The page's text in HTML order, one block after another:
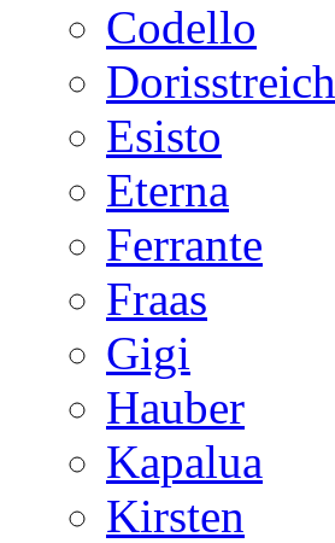
Codello
Dorisstreich
Esisto
Eterna
Ferrante
Fraas
Gigi
Hauber
Kapalua
Kirsten